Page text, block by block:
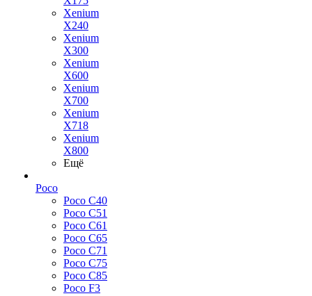
Xenium
X240
Xenium
X300
Xenium
X600
Xenium
X700
Xenium
X718
Xenium
X800
Ещё
Poco
Poco C40
Poco C51
Poco C61
Poco C65
Poco C71
Poco C75
Poco C85
Poco F3